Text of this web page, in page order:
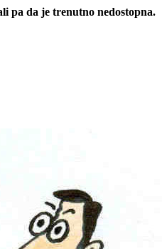
pa da je trenutno nedostopna.